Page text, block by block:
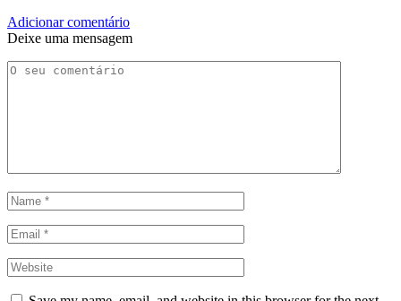
Adicionar comentário
Deixe uma mensagem